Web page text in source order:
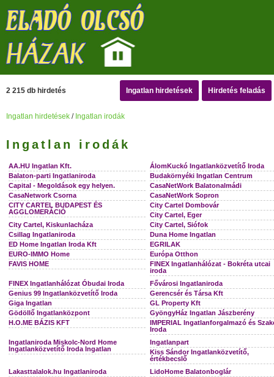
2 215 db hirdetés Ingatlan hirdetések Hirdetés feladás
Ingatlan hirdetések / Ingatlan irodák
Ingatlan irodák
AA.HU Ingatlan Kft.
ÁlomKuckó Ingatlanközvetítő Iroda
Balaton-parti Ingatlaniroda
Budakörnyéki Ingatlan Centrum
Capital - Megoldások egy helyen.
CasaNetWork Balatonalmádi
CasaNetwork Csorna
CasaNetWork Sopron
CITY CARTEL BUDAPEST ÉS
AGGLOMERÁCIÓ
City Cartel Dombovár
City Cartel, Eger
City Cartel, Kiskunlacháza
City Cartel, Siófok
Csillag Ingatlaniroda
Duna Home Ingatlan
ED Home Ingatlan Iroda Kft
EGRILAK
EURO-IMMO Home
Európa Otthon
FAVIS HOME
FINEX Ingatlanhálózat - Bokréta utcai
iroda
FINEX Ingatlanhálózat Óbudai Iroda
Fővárosi Ingatlaniroda
Genius 99 Ingatlanközvetítő Iroda
Gerencsér és Társa Kft
Giga Ingatlan
GL Property Kft
Gödöllő Ingatlanközpont
GyöngyHáz Ingatlan Jászberény
H.O.ME BÁZIS KFT
IMPERIAL Ingatlanforgalmazó és
Iroda
Ingatlaniroda Miskolc-Nord Home
Ingatlanközvetítő Iroda Ingatlan
Ingatlanpart
Kiss Sándor Ingatlanközvetítő,
értékbecslő
Lakasttalalok.hu Ingatlaniroda
LidoHome Balatonboglár